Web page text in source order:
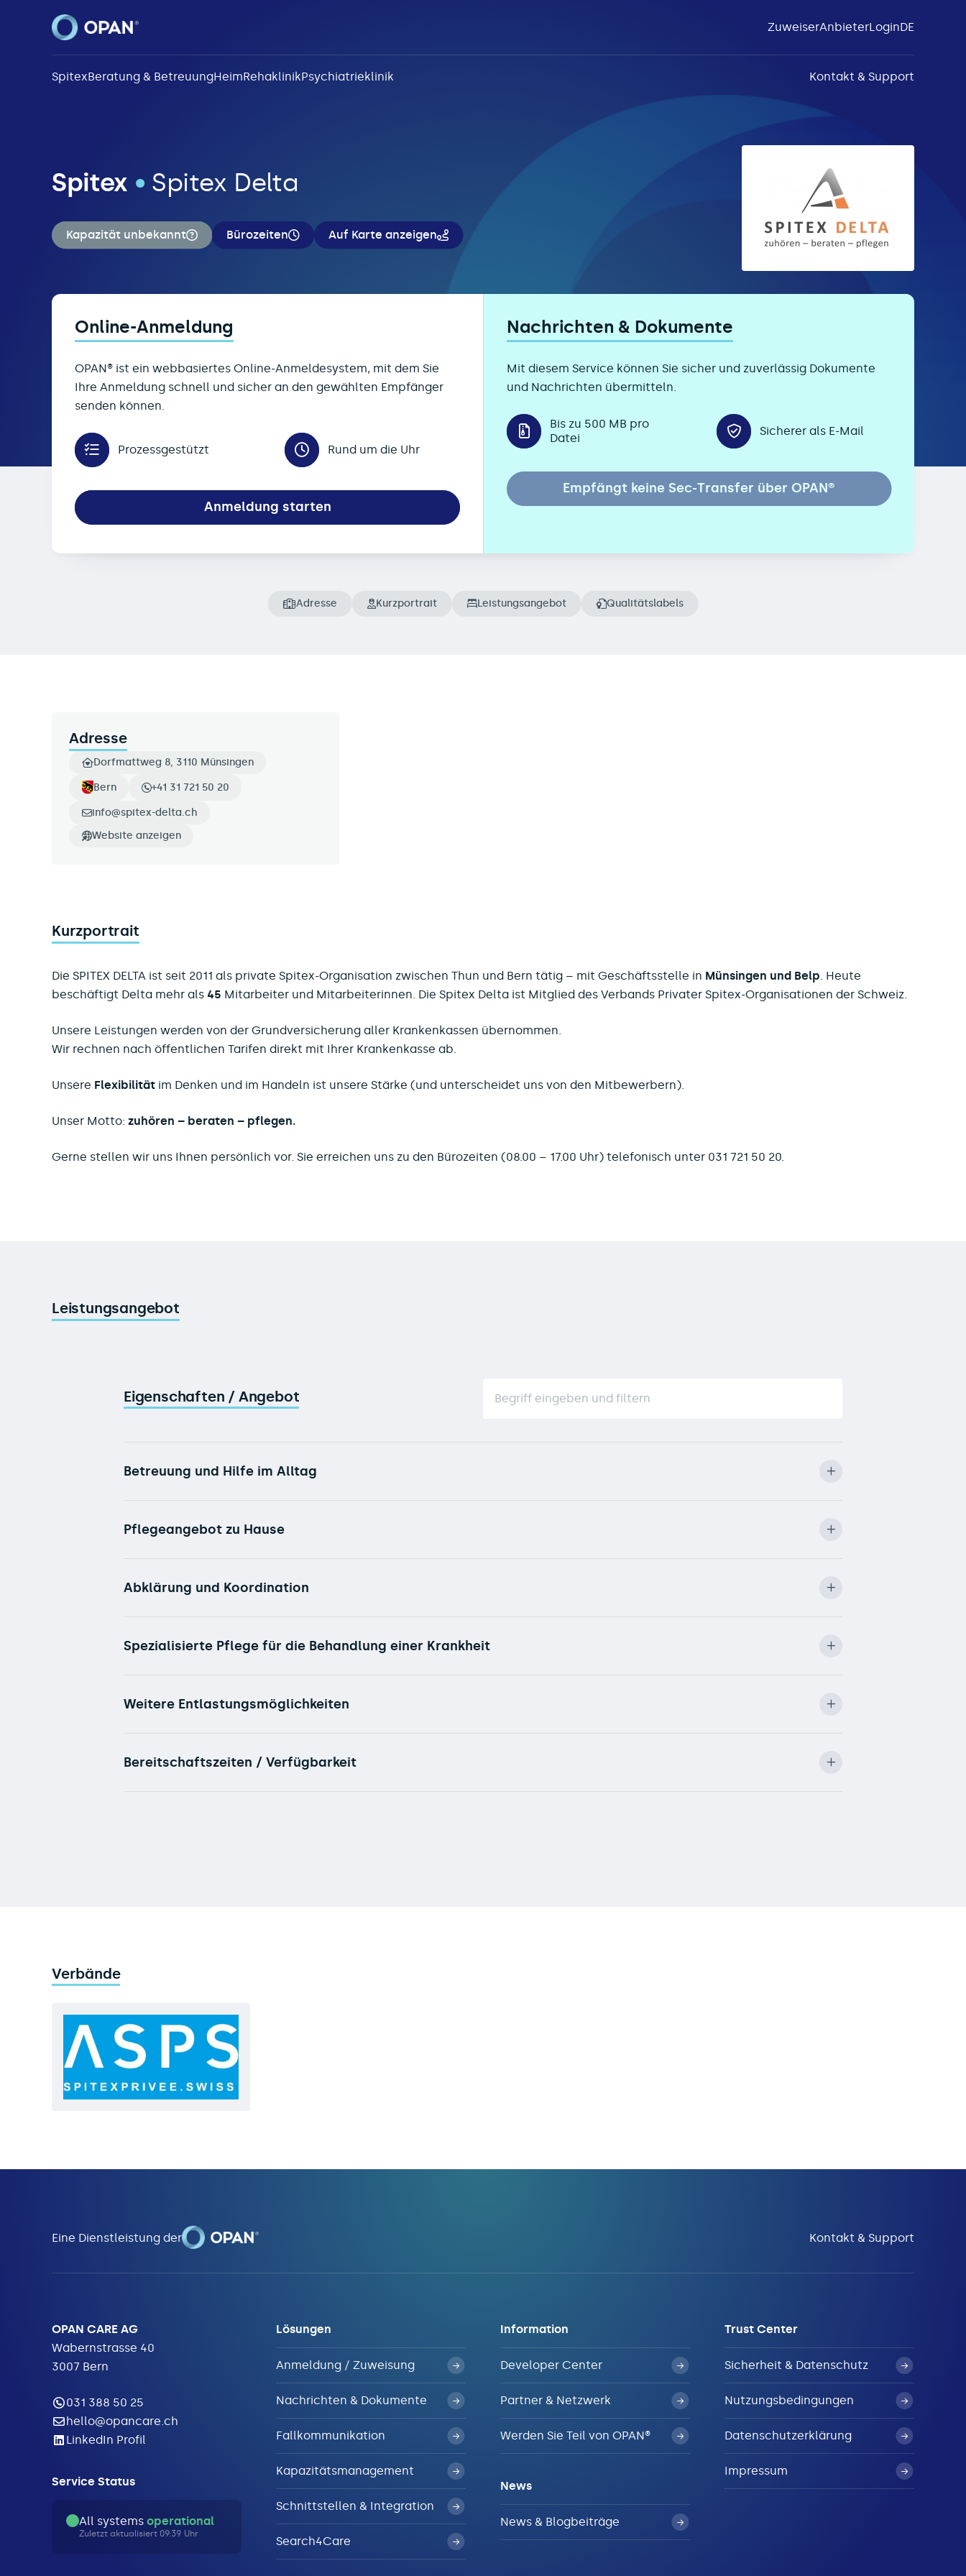
ZuweiserAnbieterLoginDE
SpitexBeratung & BetreuungHeimRehaklinikPsychiatrieklinik Kontakt & Support
Spitex • Spitex Delta
Kapazität unbekannt Bürozeiten Auf Karte anzeigen
Online-Anmeldung
OPAN® ist ein webbasiertes Online-Anmeldesystem, mit dem Sie
Ihre Anmeldung schnell und sicher an den gewählten Empfänger
senden können.
Prozessgestützt Rund um die Uhr
Anmeldung starten
Nachrichten & Dokumente
Mit diesem Service können Sie sicher und zuverlässig Dokumente
und Nachrichten übermitteln.
Bis zu 500 MB pro
Datei
Sicherer als E-Mail
Empfängt keine Sec-Transfer über OPAN®
Adresse Kurzportrait Leistungsangebot Qualitätslabels
Adresse
Dorfmattweg 8, 3110 Münsingen
Bern +41 31 721 50 20
info@spitex-delta.ch
Website anzeigen
Kurzportrait
Die SPITEX DELTA ist seit 2011 als private Spitex-Organisation zwischen Thun und Bern tätig – mit Geschäftsstelle in Münsingen und Belp. Heute
beschäftigt Delta mehr als 45 Mitarbeiter und Mitarbeiterinnen. Die Spitex Delta ist Mitglied des Verbands Privater Spitex-Organisationen der Schweiz.
Unsere Leistungen werden von der Grundversicherung aller Krankenkassen übernommen.
Wir rechnen nach öffentlichen Tarifen direkt mit Ihrer Krankenkasse ab.
Unsere Flexibilität im Denken und im Handeln ist unsere Stärke (und unterscheidet uns von den Mitbewerbern).
Unser Motto: zuhören – beraten – pflegen.
Gerne stellen wir uns Ihnen persönlich vor. Sie erreichen uns zu den Bürozeiten (08.00 – 17.00 Uhr) telefonisch unter 031 721 50 20.
Leistungsangebot
Eigenschaften / Angebot
Betreuung und Hilfe im Alltag
Pflegeangebot zu Hause
Abklärung und Koordination
Spezialisierte Pflege für die Behandlung einer Krankheit
Weitere Entlastungsmöglichkeiten
Bereitschaftszeiten / Verfügbarkeit
Verbände
Eine Dienstleistung der Kontakt & Support
OPAN CARE AG
Wabernstrasse 40
3007 Bern
031 388 50 25
hello@opancare.ch
LinkedIn Profil
Service Status
All systems operational
Zuletzt aktualisiert 09:39 Uhr
Lösungen
Anmeldung / Zuweisung
Nachrichten & Dokumente
Fallkommunikation
Kapazitätsmanagement
Schnittstellen & Integration
Search4Care
Information
Developer Center
Partner & Netzwerk
Werden Sie Teil von OPAN®
News
News & Blogbeiträge
Trust Center
Sicherheit & Datenschutz
Nutzungsbedingungen
Datenschutzerklärung
Impressum